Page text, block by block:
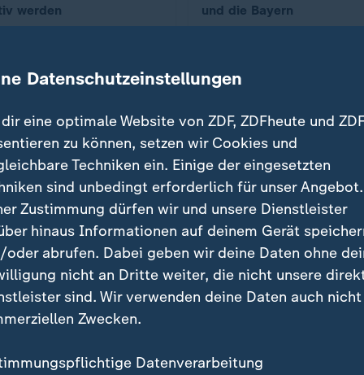
werden
und die Bayern
hat Atalanta zu Gast
lässt VfB-Herzen höher
Ruf
111. Süd-Gipfel der Bundesliga
:
Bayern gegen VfB: Duell
"großen Nummern"
Datenschutzeinstellungen
eine optimale Website von ZDF, ZDFheute und
zu können, setzen wir Cookies und
Techniken ein. Einige der eingesetzten
sind unbedingt erforderlich für unser
Zustimmung dürfen wir und unsere Dienstleister
hinaus Informationen auf deinem Gerät
oder abrufen. Dabei geben wir deine Daten ohne
nicht an Dritte weiter, die nicht unsere
sind. Wir verwenden deine Daten auch nicht
Zwecken.
Datenverarbeitung